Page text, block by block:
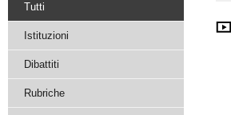
Tutti
Istituzioni
Dibattiti
Rubriche